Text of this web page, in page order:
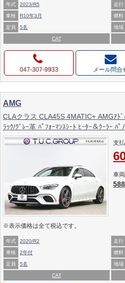
年式 2023/R5 走行
車検 R10年3月 燃料
定員 5名 地域
CAT
047-307-9933 メール問合
AMG
CLAクラス CLA45S 4MATIC+ AMGｱﾄ
ﾗｯｸ/ｸﾞﾚｰ革 ﾊﾟﾌｫｰﾏﾝｽｼｰﾄ ﾋｰﾀｰ＆ｸｰﾗｰ ﾊ
360ｶﾒﾗ HUD 自動Rｹﾞｰﾄ&ﾊﾝｽﾞﾌﾘｰA ｱﾄﾞ
EX 2年保証付
支
車
588
※表示価格は全て税込です。
年式 2020/R2 走行
車検 2年付 燃料
定員 5名 地域
CAT